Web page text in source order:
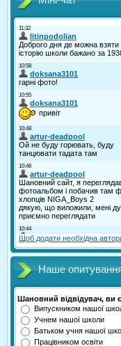
Щоб додати необхідна
Наше
Шановний відвідувач, ви є
Випускником нашої
Учнем нашої школи
Батьком учня нашої
Працівником освіти